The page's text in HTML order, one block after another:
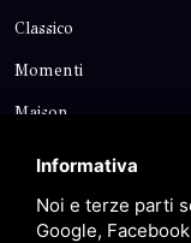
Classico
Momenti
Maison
Blog
Sitemap
Informativa
Noi e terze parti
Google,